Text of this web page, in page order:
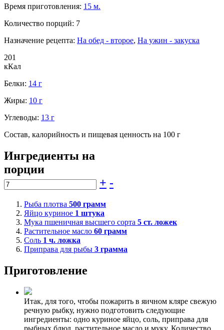
Время приготовления: 15 м.
Количество порций: 7
Назначение рецепта: На обед - второе, На ужин - закуска
201
кКал
Белки: 14 г
Жиры: 10 г
Углеводы: 13 г
Состав, калорийность и пищевая ценность на 100 г
Ингредиенты на
порции
+ -
Рыба плотва 500 грамм
Яйцо куриное 1 штука
Мука пшеничная высшего сорта 5 ст. ложек
Растительное масло 60 грамм
Соль 1 ч. ложка
Приправа для рыбы 3 грамма
Приготовление
Итак, для того, чтобы пожарить в яичном кляре свежую
речную рыбку, нужно подготовить следующие
ингредиенты: одно куриное яйцо, соль, приправа для